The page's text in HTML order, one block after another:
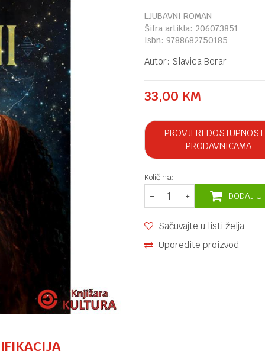
LJUBAVNI ROMAN
Šifra artikla: 206073851
Isbn: 9788682750185
Autor: Slavica Berar
33,00 KM
PROVJERI
PRODAVNICAMA
Količina:
DODAJ U
Sačuvajte u listi želja
Uporedite proizvod